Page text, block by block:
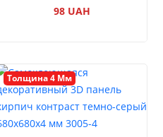
Контраст Светло-
98 UAH
Толщина 4 Мм